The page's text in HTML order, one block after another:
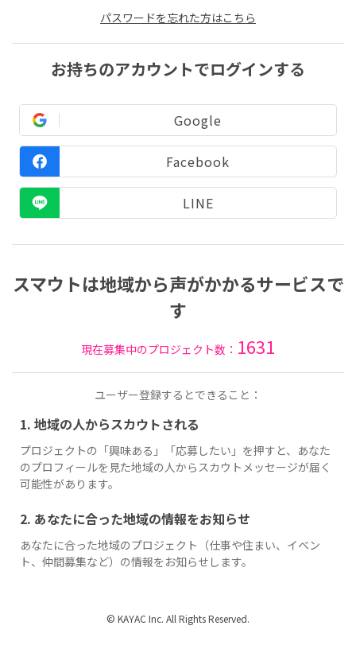
パスワードを忘れた方はこちら
お持ちのアカウントでログインする
Google
Facebook
LINE
スマウトは地域から声がかかるサービスで
す
現在募集中のプロジェクト数： 1631
ユーザー登録するとできること：
1. 地域の人からスカウトされる
プロジェクトの「興味ある」「応募したい」を押すと、あなた
のプロフィールを見た地域の人からスカウトメッセージが届く
可能性があります。
2. あなたに合った地域の情報をお知らせ
あなたに合った地域のプロジェクト（仕事や住まい、イベン
ト、仲間募集など）の情報をお知らせします。
© KAYAC Inc. All Rights Reserved.